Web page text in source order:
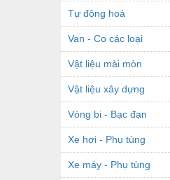
Tự động hoá
Van - Co các loại
Vật liệu mài mòn
Vật liệu xây dựng
Vòng bi - Bạc đạn
Xe hơi - Phụ tùng
Xe máy - Phụ tùng